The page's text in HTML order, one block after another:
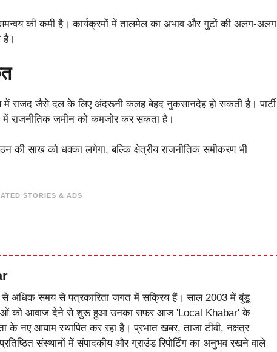
की कमी है। कार्यक्रमों में तालमेल का अभाव और गुटों की अलग-अलग
है।
राजद जैसे दल के लिए अंदरूनी कलह बेहद नुकसानदेह हो सकती है। पार्टी
में राजनीतिक जमीन को कमजोर कर सकता है।
की साख को धक्का लगेगा, बल्कि क्षेत्रीय राजनीतिक समीकरण भी
STORIES & ADS
अधिक समय से पत्रकारिता जगत में सक्रिय हैं। साल 2003 में बुंडू
को आवाज देने से शुरू हुआ उनका सफर आज 'Local Khabar' के
के नए आयाम स्थापित कर रहा है। प्रभात खबर, ताजा टीवी, नक्षत्र
संस्थानों में संपादकीय और ग्राउंड रिपोर्टिंग का अनुभव रखने वाले